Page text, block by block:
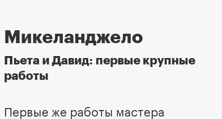
Микеланджело
Пьета и Давид: первые крупные
работы
Первые же работы мастера